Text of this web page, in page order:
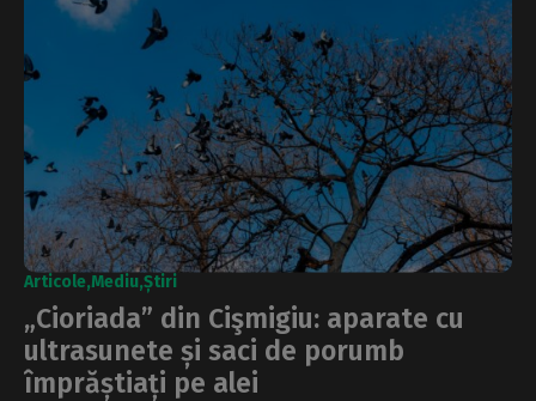
Articole Mediu Știri
„Cioriada” din Cişmigiu: aparate cu
ultrasunete și saci de porumb
împrăștiați pe alei